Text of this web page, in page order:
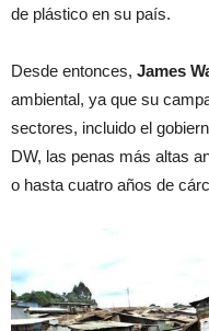
de plástico en su país.
Desde entonces, James
ambiental, ya que su
sectores, incluido el
DW, las penas más altas
o hasta cuatro años de